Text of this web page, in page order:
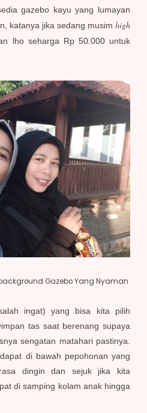
gazebo kayu yang lumayan
katanya jika sedang musim high
lho seharga Rp 50.000 untuk
Gazebo Yang Nyaman
ingat) yang bisa kita pilih
tas saat berenang supaya
sengatan matahari pastinya.
di bawah pepohonan yang
dingin dan sejuk jika kita
di samping kolam anak hingga